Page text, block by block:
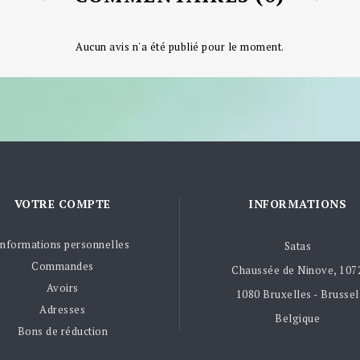
Aucun avis n'a été publié pour le moment.
VOTRE COMPTE
personnelles
Commandes
Avoirs
Adresses
Bons de réduction
INFORMATIONS
Satas
Chaussée de Ninove,
1080 Bruxelles - Brussel
Belgique